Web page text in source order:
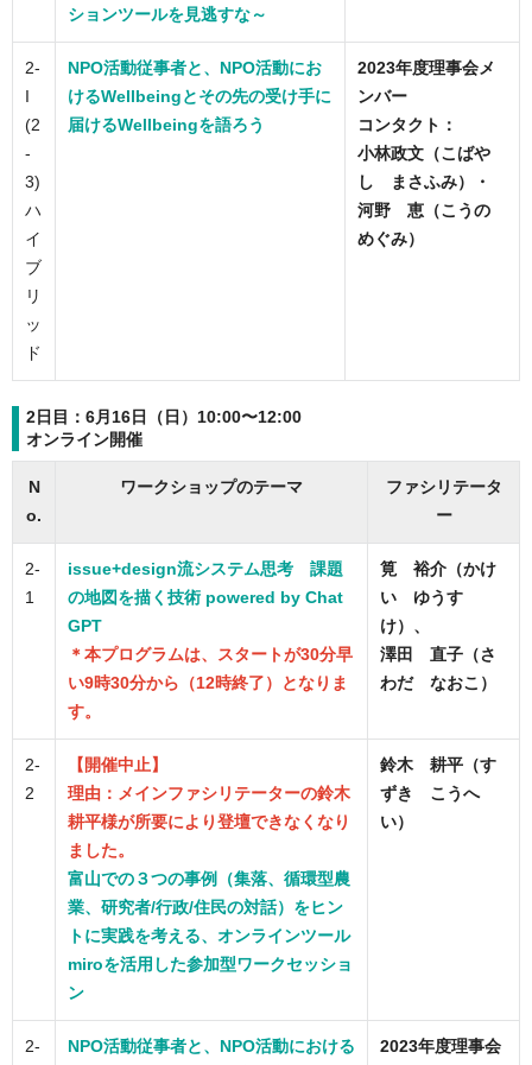
ションツールを見逃すな～
2-
(2
-
3)
ハ
イ
ブ
リ
ッ
ド
NPO活動従事者と、NPO活動にお
けるWellbeingとその先の受け手に
届けるWellbeingを語ろう
2023年度理事会メ
ンバー
コンタクト：
小林政文（こばや
し まさふみ）・
河野 恵（こうの
めぐみ）
2日目：6月16日（日）10:00〜12:00
オンライン開催
N
o.
ワークショップのテーマ
ファシリテータ
ー
2-
1
issue+design流システム思考 課題
の地図を描く技術 powered by Chat
GPT
＊本プログラムは、スタートが30分早
い9時30分から（12時終了）となりま
す。
筧 裕介（かけ
い ゆうす
け）、
澤田 直子（さ
わだ なおこ）
2-
2
【開催中止】
理由：メインファシリテーターの鈴木
耕平様が所要により登壇できなくなり
ました。
富山での３つの事例（集落、循環型農
業、研究者/行政/住民の対話）をヒン
トに実践を考える、オンラインツール
miroを活用した参加型ワークセッショ
ン
鈴木 耕平（す
ずき こうへ
い）
2-
NPO活動従事者と、NPO活動における
2023年度理事会